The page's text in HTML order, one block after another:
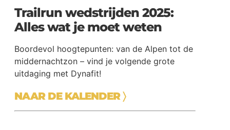
Trailrun wedstrijden 2025:
Alles wat je moet weten
Boordevol hoogtepunten: van de Alpen tot de
middernachtzon – vind je volgende grote
uitdaging met Dynafit!
NAAR DE KALENDER〉